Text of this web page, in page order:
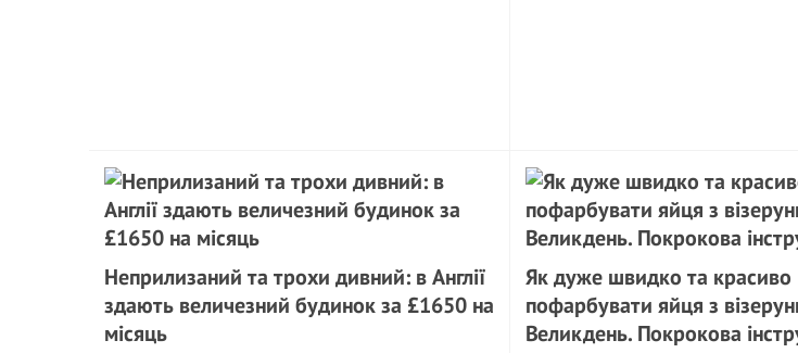
Неприлизаний та трохи дивний: в Англії
здають величезний будинок за £1650 на
місяць
Як дуже швидко та красиво
пофарбувати яйця з
Великдень. Покрокова